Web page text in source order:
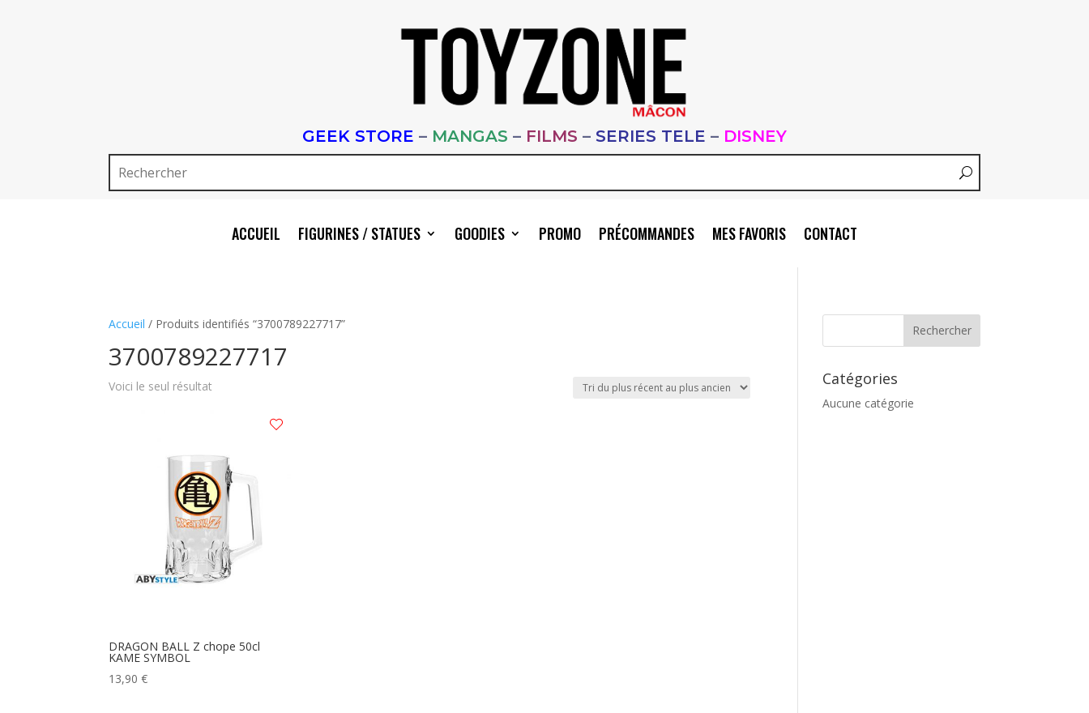
GEEK STORE – MANGAS – FILMS – SERIES TELE – DISNEY
ACCUEIL FIGURINES / STATUES GOODIES PROMO PRÉCOMMANDES MES FAVORIS CONTACT
Accueil / Produits identifiés “3700789227717”
3700789227717
Voici le seul résultat
DRAGON BALL Z chope 50cl
KAME SYMBOL
13,90€
Catégories
Aucune catégorie